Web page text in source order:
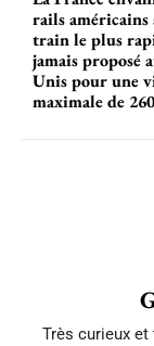
rails américains
train le plus
jamais proposé
Unis pour une
maximale de
Très curieux